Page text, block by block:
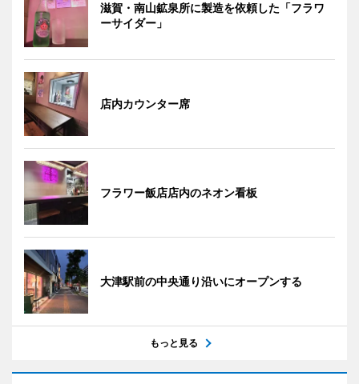
滋賀・南山鉱泉所に製造を依頼した「フラワ
ーサイダー」
店内カウンター席
フラワー飯店店内のネオン看板
大津駅前の中央通り沿いにオープンする
もっと見る